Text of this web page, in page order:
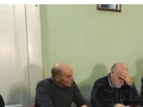
Politica
Attualità
Economia e lavoro